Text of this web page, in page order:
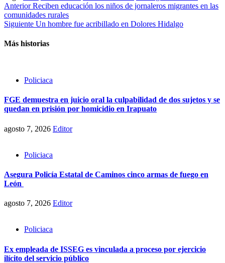
Post
navigation
AnteriorReciben educación los niños de jornaleros migrantes en las
comunidades rurales
Siguiente Un hombre fue acribillado en Dolores Hidalgo
Más historias
Policiaca
FGE demuestra en juicio oral la culpabilidad de dos sujetos y se
quedan en prisión por homicidio en Irapuato
agosto 7, 2026 Editor
Policiaca
Asegura Policía Estatal de Caminos cinco armas de fuego en
León
agosto 7, 2026 Editor
Policiaca
Ex empleada de ISSEG es vinculada a proceso por ejercicio
ilícito del servicio público